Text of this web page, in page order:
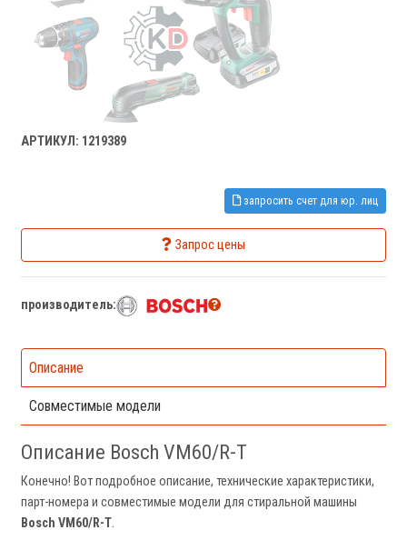
АРТИКУЛ: 1219389
запросить счет для юр. лиц
Запрос цены
производитель:
Описание
Совместимые модели
Описание Bosch VM60/R-T
Конечно! Вот подробное описание, технические характеристики,
парт-номера и совместимые модели для стиральной машины
Bosch VM60/R-T.